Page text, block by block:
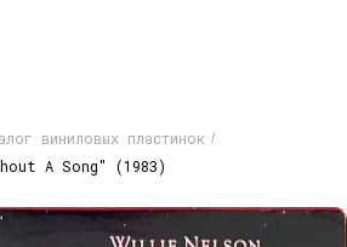
виниловых пластинок /
A Song" (1983)